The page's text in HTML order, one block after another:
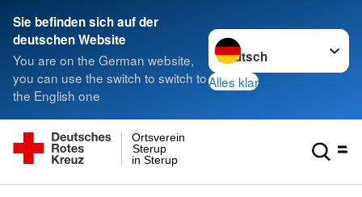
Sie befinden sich auf der
deutschen Website
You are on the German website,
you can use the switch to switch to
the English one
Sprache wechseln zu
Alles klar
in Sterup
Sterup
Ortsverein